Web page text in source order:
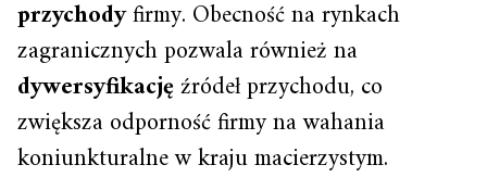
przychodyfirmy. Obecność na rynkach
zagranicznych pozwala również na
dywersyfikacjęźródeł przychodu, co
zwiększa odporność firmy na wahania
koniunkturalne w kraju macierzystym.